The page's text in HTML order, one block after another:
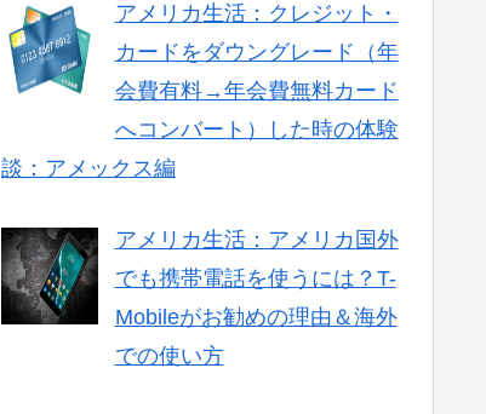
アメリカ生活：クレジット・
カードをダウングレード（年
会費有料→年会費無料カード
へコンバート）した時の体験
談：アメックス編
アメリカ生活：アメリカ国外
でも携帯電話を使うには？T-
Mobileがお勧めの理由＆海外
での使い方